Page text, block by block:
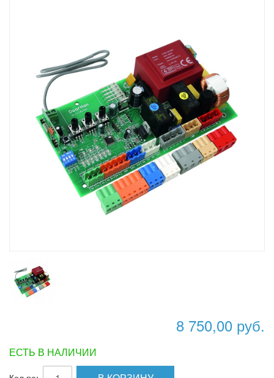
8 750,00 руб.
ЕСТЬ В НАЛИЧИИ